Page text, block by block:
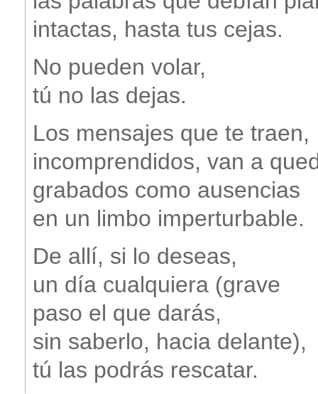
intactas, hasta tus cejas.
No pueden volar,
tú no las dejas.
Los mensajes que te traen,
incomprendidos, van a
grabados como ausencias
en un limbo imperturbable.
De allí, si lo deseas,
un día cualquiera (grave
paso el que darás,
sin saberlo, hacia delante),
tú las podrás rescatar.